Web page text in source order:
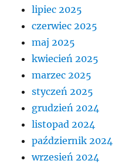
lipiec 2025
czerwiec 2025
maj 2025
kwiecień 2025
marzec 2025
styczeń 2025
grudzień 2024
listopad 2024
październik 2024
wrzesień 2024